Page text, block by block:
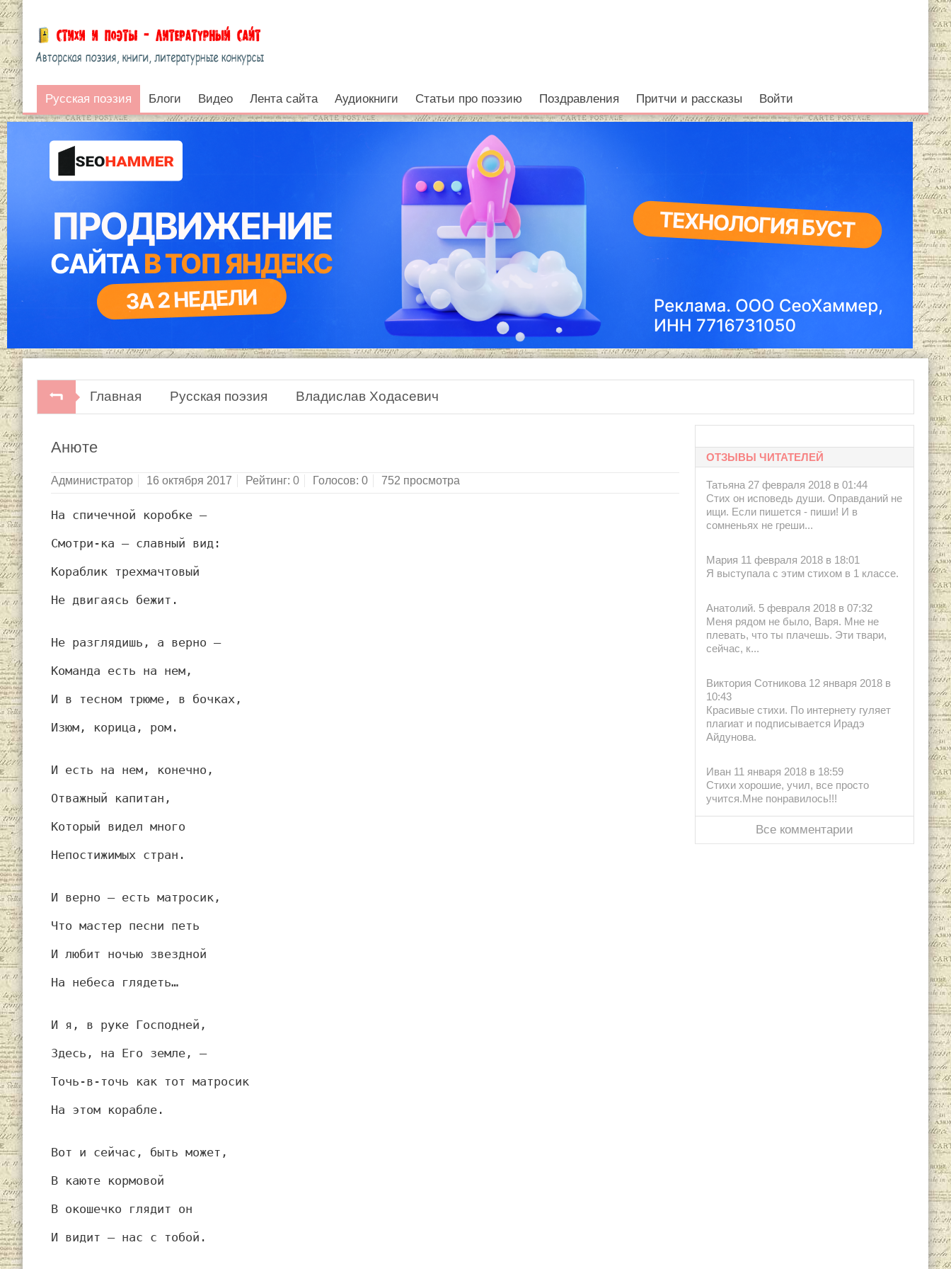
Русская поэзия
Русская поэзия Блоги Видео Лента сайта Аудиокниги Статьи про поэзию Поздравления Притчи и рассказы Войти
Главная Русская поэзия Владислав Ходасевич
Анюте
Администратор 16 октября 2017 Рейтинг: 0 Голосов: 0 752 просмотра
На спичечной коробке —
Смотри-ка — славный вид:
Кораблик трехмачтовый
Не двигаясь бежит.
Не разглядишь, а верно —
Команда есть на нем,
И в тесном трюме, в бочках,
Изюм, корица, ром.
И есть на нем, конечно,
Отважный капитан,
Который видел много
Непостижимых стран.
И верно — есть матросик,
Что мастер песни петь
И любит ночью звездной
На небеса глядеть…
И я, в руке Господней,
Здесь, на Его земле, —
Точь-в-точь как тот матросик
На этом корабле.
Вот и сейчас, быть может,
В каюте кормовой
В окошечко глядит он
И видит — нас с тобой.
ОТЗЫВЫ ЧИТАТЕЛЕЙ
Татьяна 27 февраля 2018 в 01:44
Стих он исповедь души. Оправданий не
ищи. Если пишется - пиши! И в
сомненьях не греши...
Мария 11 февраля 2018 в 18:01
Я выступала с этим стихом в 1 классе.
Анатолий. 5 февраля 2018 в 07:32
Меня рядом не было, Варя. Мне не
плевать, что ты плачешь. Эти твари,
сейчас, к...
Виктория Сотникова 12 января 2018 в
10:43
Красивые стихи. По интернету гуляет
плагиат и подписывается Ирадэ
Айдунова.
Иван 11 января 2018 в 18:59
Стихи хорошие, учил, все просто
учится.Мне понравилось!!!
Все комментарии